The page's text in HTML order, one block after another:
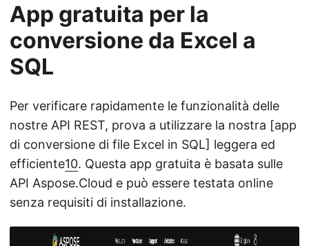
App gratuita per la
conversione da Excel a
SQL
Per verificare rapidamente le funzionalità delle
nostre API REST, prova a utilizzare la nostra [app
di conversione di file Excel in SQL] leggera ed
efficiente10. Questa app gratuita è basata sulle
API Aspose.Cloud e può essere testata online
senza requisiti di installazione.